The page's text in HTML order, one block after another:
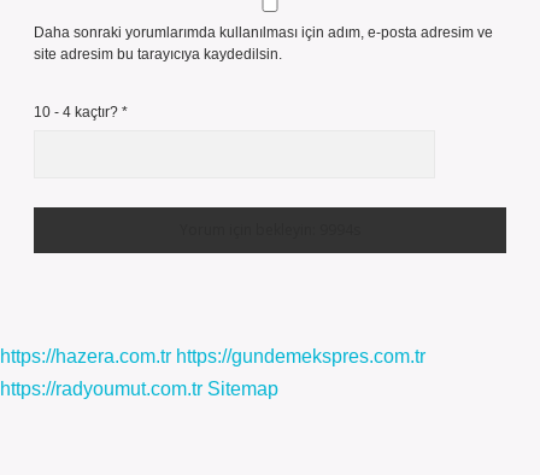
Daha sonraki yorumlarımda kullanılması için adım, e-posta adresim ve
site adresim bu tarayıcıya kaydedilsin.
10 - 4 kaçtır? *
https://hazera.com.tr https://gundemekspres.com.tr
https://radyoumut.com.tr Sitemap